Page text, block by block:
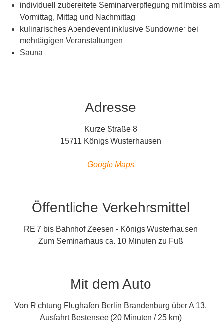
individuell zubereitete Seminarverpflegung mit Imbiss am
Vormittag, Mittag und Nachmittag
kulinarisches Abendevent inklusive Sundowner bei
mehrtägigen Veranstaltungen
Sauna
Adresse
Kurze Straße 8
15711 Königs Wusterhausen
Google Maps
Öffentliche Verkehrsmittel
RE 7 bis Bahnhof Zeesen - Königs Wusterhausen
Zum Seminarhaus ca. 10 Minuten zu Fuß
Mit dem Auto
Von Richtung Flughafen Berlin Brandenburg über A 13,
Ausfahrt Bestensee (20 Minuten / 25 km)